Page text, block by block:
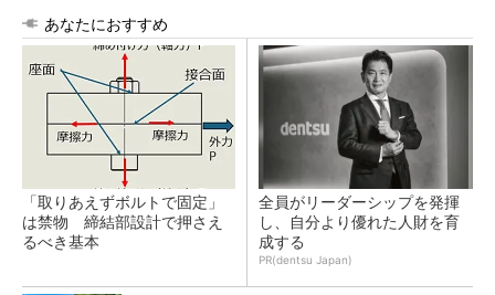
あなたにおすすめ
「取りあえずボルトで固定」
は禁物 締結部設計で押さえ
るべき基本
全員がリーダーシップを発揮
し、自分より優れた人財を育
成する
PR(dentsu Japan)